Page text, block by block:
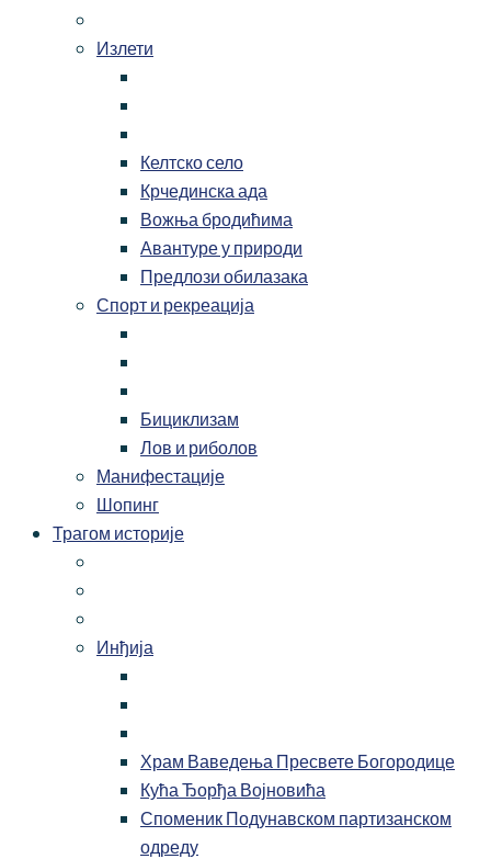
Излети
Келтско село
Крчединска ада
Вожња бродићима
Авантуре у природи
Предлози обилазака
Спорт и рекреација
Бициклизам
Лов и риболов
Манифестације
Шопинг
Трагом историје
Инђија
Храм Ваведења Пресвете Богородице
Кућа Ђорђа Војновића
Споменик Подунавском партизанском
одреду